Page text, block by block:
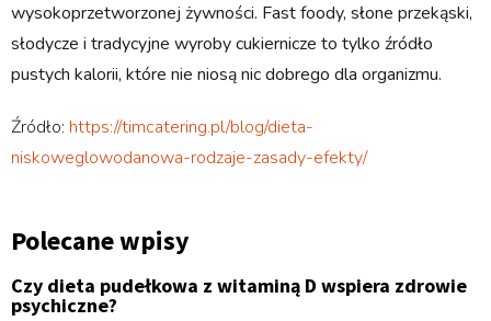
wysokoprzetworzonej żywności. Fast foody, słone przekąski,
słodycze i tradycyjne wyroby cukiernicze to tylko źródło
pustych kalorii, które nie niosą nic dobrego dla organizmu.
Źródło: https://timcatering.pl/blog/dieta-
niskoweglowodanowa-rodzaje-zasady-efekty/
Polecane wpisy
Czy dieta pudełkowa z witaminą D wspiera zdrowie
psychiczne?